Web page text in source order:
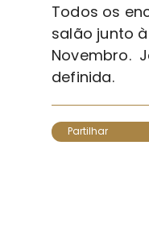
Todos os
salão junto
Novembro.
definida.
Partilhar